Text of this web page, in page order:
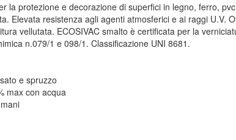
la protezione e decorazione di superfici in legno, ferro,
Elevata resistenza agli agenti atmosferici e ai raggi U.V.
vellutata. ECOSIVAC smalto è certificata per la
n.079/1 e 098/1. Classificazione UNI 8681.
e spruzzo
max con acqua